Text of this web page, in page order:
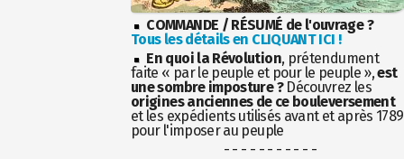
COMMANDE / RÉSUMÉ de l'ouvrage ?
Tous les détails en CLIQUANT ICI !
En quoi la Révolution, prétendument
faite « par le peuple et pour le peuple »,est
une sombre imposture ?Découvrez les
origines anciennes de ce bouleversement
et les expédients utilisés avant et après 1789
pour l'imposer au peuple
- - - - - - - - - - -